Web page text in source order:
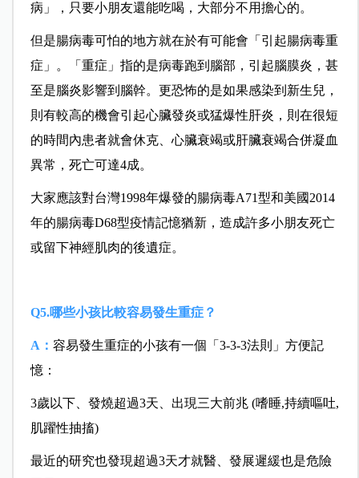
病」，只要小朋友還能吃喝，大部分不用擔心的。
但是腸病毒可怕的地方就在於有可能會「引起腸病毒重
症」。「重症」指的是病毒跑到腦部，引起腦膜炎，甚
至是腦炎影響到腦幹。更恐怖的是如果感染到新生兒，
則有較高的機會引起心臟發炎或猛爆性肝炎，則在很短
的時間內患者就會休克、心臟衰竭或肝臟衰竭合併凝血
異常，死亡可達4成。
大家應該對台灣1998年爆發的腸病毒A71型和美國2014
年的腸病毒D68型疫情記憶猶新，造成許多小朋友死亡
或留下神經肌肉的後遺症。
Q5.哪些小孩比較容易發生重症？
A： 容易發生重症的小孩有一個「3-3-3法則」方便記
憶：
3歲以下、發燒超過3天、出現三大前兆 (嗜睡,持續嘔吐,
肌躍性抽搐)
最近的研究也發現超過3天才就醫、發展遲緩也是危險